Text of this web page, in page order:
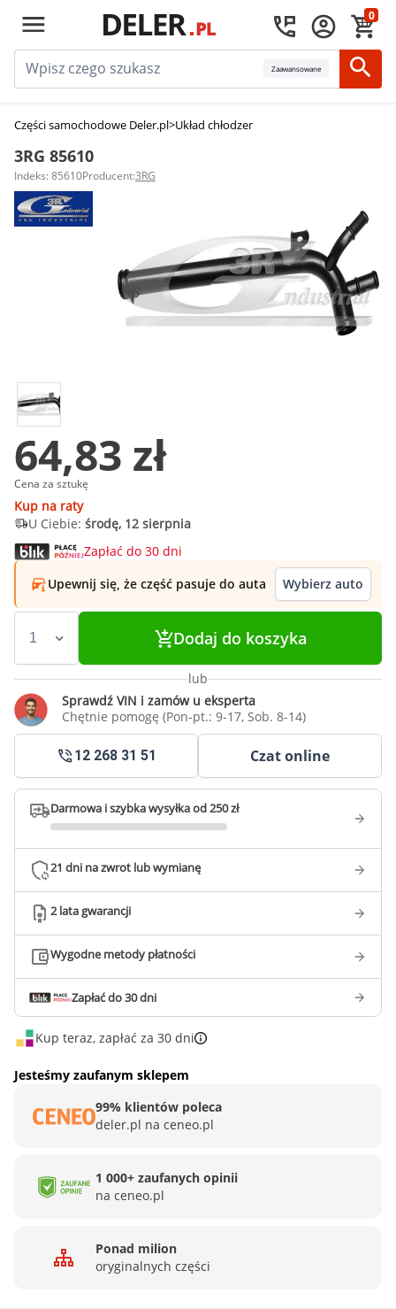
0
Zaawansowane
Części samochodowe Deler.pl>Układ chłodzenia silnika
3RG 85610
Indeks: 85610Producent:3RG
64,83 zł
Cena za sztukę
Kup na raty
U Ciebie: środę, 12 sierpnia
Zapłać do 30 dni
Upewnij się, że część pasuje do auta
Wybierz auto
Dodaj do koszyka
lub
Sprawdź VIN i zamów u eksperta
Chętnie pomogę (Pon-pt.: 9-17, Sob. 8-14)
12 268 31 51 Czat online
Darmowa i szybka wysyłka od 250 zł
21 dni na zwrot lub wymianę
2 lata gwarancji
Wygodne metody płatności
Zapłać do 30 dni
Kup teraz, zapłać za 30 dni
Jesteśmy zaufanym sklepem
99% klientów poleca
deler.pl na ceneo.pl
1 000+ zaufanych opinii
na ceneo.pl
Ponad milion
oryginalnych części